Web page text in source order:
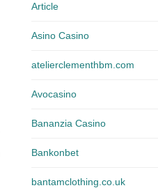
Article
Asino Casino
atelierclementhbm.com
Avocasino
Bananzia Casino
Bankonbet
bantamclothing.co.uk